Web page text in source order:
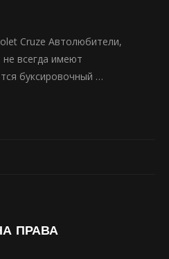
Cruze Автолюбители,
всегда имеют
буксировочный …
ПРАВА